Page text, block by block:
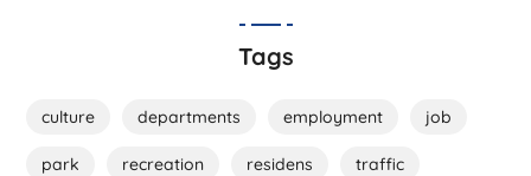
Tags
culture departments employment job
park recreation residens traffic